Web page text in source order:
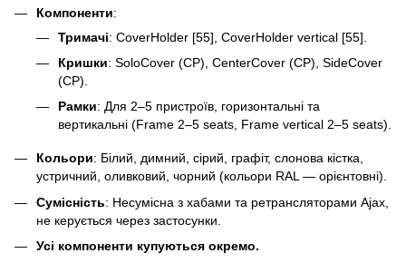
Компоненти:
Тримачі: CoverHolder [55], CoverHolder vertical [55].
Кришки: SoloCover (CP), CenterCover (CP), SideCover
(CP).
Рамки: Для 2–5 пристроїв, горизонтальні та
вертикальні (Frame 2–5 seats, Frame vertical 2–5 seats).
Кольори: Білий, димний, сірий, графіт, слонова кістка,
устричний, оливковий, чорний (кольори RAL — орієнтовні).
Сумісність: Несумісна з хабами та ретрансляторами Ajax,
не керується через застосунки.
Усі компоненти купуються окремо.